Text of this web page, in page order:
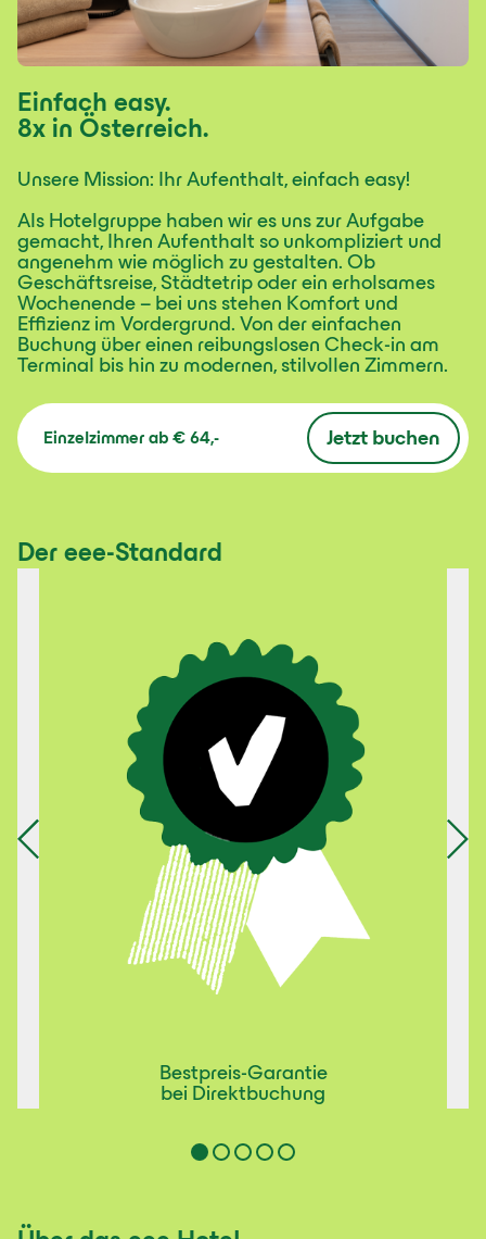
Einfach easy.
8x in Österreich.
Unsere Mission: Ihr Aufenthalt, einfach easy!
Als Hotelgruppe haben wir es uns zur Aufgabe
gemacht, Ihren Aufenthalt so unkompliziert und
angenehm wie möglich zu gestalten. Ob
Geschäftsreise, Städtetrip oder ein erholsames
Wochenende – bei uns stehen Komfort und
Effizienz im Vordergrund. Von der einfachen
Buchung über einen reibungslosen Check-in am
Terminal bis hin zu modernen, stilvollen Zimmern.
Einzelzimmer ab € 64,- Jetzt buchen
Der eee-Standard
Bestpreis-Garantie
bei Direktbuchung